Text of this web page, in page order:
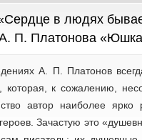
в людях
А. П. Платонова
А. П. Платонов
которая, к сожалению,
автор наиболее ярко
Зачастую это